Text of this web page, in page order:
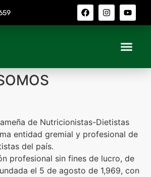
de Nutricionistas-Dietistas
entidad gremial y profesional de
del país.
profesional sin fines de lucro, de
el 5 de agosto de 1,969, con